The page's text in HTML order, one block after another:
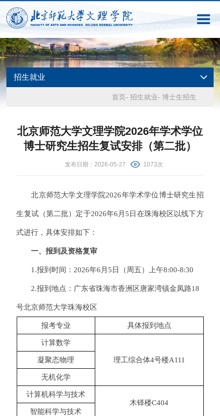
招生就业
首页- 招生就业- 博士生招生
北京师范大学文理学院2026年学术学位
博士研究生招生复试安排（第二批）
发布日期：2026-05-27 1073次
北京师范大学文理学院2026年学术学位博士研究生招
生复试（第二批）定于2026年6月5日在珠海校区以线下方
式进行，具体安排如下：
一、报到及资格复审
1.报到时间：2026年6月5日（周五）上午8:00-8:30
2.报到地点：广东省珠海市香洲区唐家湾镇金凤路18
号北京师范大学珠海校区
报考专业 具体报到地点
计算数学
理工综合体4号楼A111
凝聚态物理
无机化学
计算机科学与技术
木铎楼C404
智能科学与技术